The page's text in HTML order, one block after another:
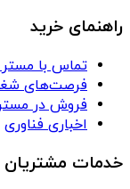
راهنمای خرید
تماس با مستر
فرصت‌های
فروش در
اخباری فناوری
خدمات مشتریان